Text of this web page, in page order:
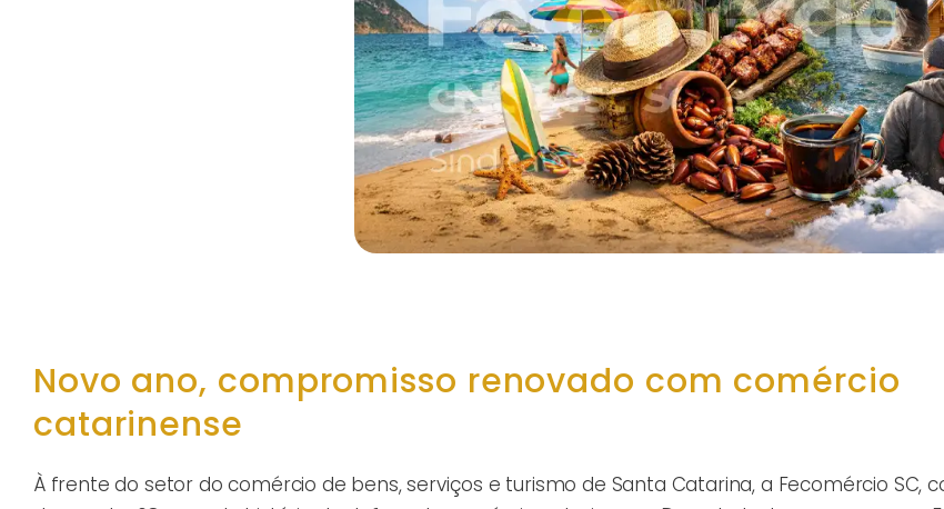
Novo ano, compromisso renovado com comércio
catarinense
À frente do setor do comércio de bens, serviços e turismo de Santa Catarina, a Fecomércio SC,